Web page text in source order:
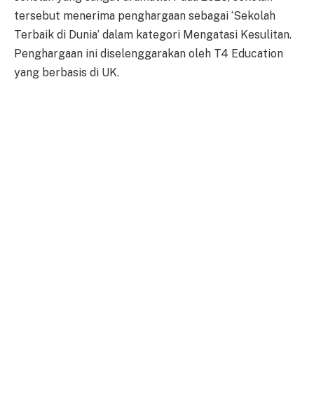
tersebut menerima penghargaan sebagai ‘Sekolah
Terbaik di Dunia’ dalam kategori Mengatasi Kesulitan.
Penghargaan ini diselenggarakan oleh T4 Education
yang berbasis di UK.